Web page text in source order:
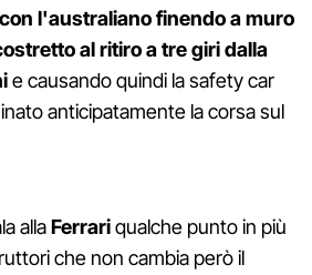
l'australiano finendo a muro
al ritiro a tre giri dalla
e causando quindi la safety car
anticipatamente la corsa sul
allaFerrariqualche punto in più
che non cambia però il